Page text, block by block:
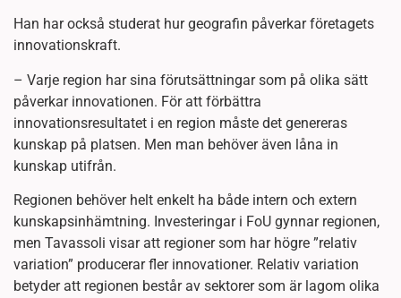
Han har också studerat hur geografin påverkar företagets
innovationskraft.
– Varje region har sina förutsättningar som på olika sätt
påverkar innovationen. För att förbättra
innovationsresultatet i en region måste det genereras
kunskap på platsen. Men man behöver även låna in
kunskap utifrån.
Regionen behöver helt enkelt ha både intern och extern
kunskapsinhämtning. Investeringar i FoU gynnar regionen,
men Tavassoli visar att regioner som har högre ”relativ
variation” producerar fler innovationer. Relativ variation
betyder att regionen består av sektorer som är lagom olika